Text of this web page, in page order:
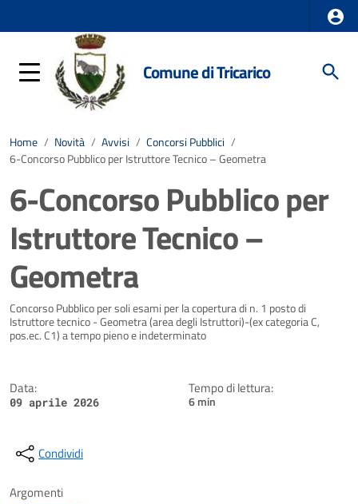
Comune di Tricarico
Home / Novità / Avvisi / Concorsi Pubblici /
6-Concorso Pubblico per Istruttore Tecnico – Geometra
6-Concorso Pubblico per
Istruttore Tecnico –
Geometra
Dettagli della notizia
Concorso Pubblico per soli esami per la copertura di n. 1 posto di
Istruttore tecnico - Geometra (area degli Istruttori)-(ex categoria C,
pos.ec. C1) a tempo pieno e indeterminato
Data:
09 aprile 2026
Tempo di lettura:
6 min
Condividi
Argomenti